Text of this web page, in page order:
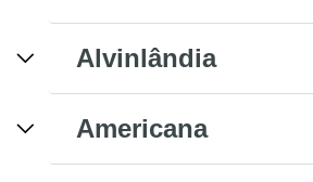
Alvinlândia
Americana